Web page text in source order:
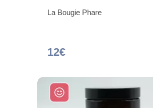
La Bougie Phare
12€